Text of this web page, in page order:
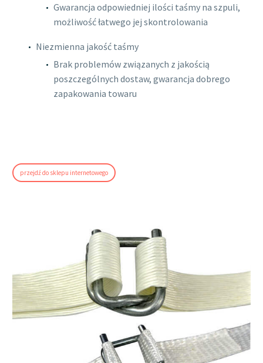
Gwarancja odpowiedniej ilości taśmy na szpuli,
możliwość łatwego jej skontrolowania
Niezmienna jakość taśmy
Brak problemów związanych z jakością
poszczególnych dostaw, gwarancja dobrego
zapakowania towaru
przejdź do sklepu internetowego